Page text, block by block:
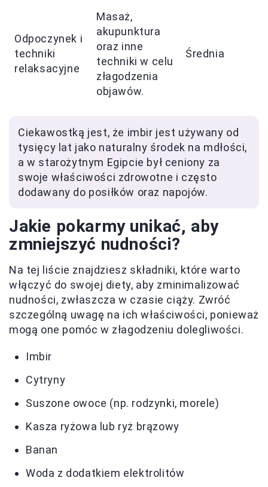
Odpoczynek i
techniki
relaksacyjne
Masaż,
akupunktura
oraz inne
techniki w celu
złagodzenia
objawów.
Średnia
Ciekawostką jest, że imbir jest używany od
tysięcy lat jako naturalny środek na mdłości,
a w starożytnym Egipcie był ceniony za
swoje właściwości zdrowotne i często
dodawany do posiłków oraz napojów.
Jakie pokarmy unikać, aby
zmniejszyć nudności?
Na tej liście znajdziesz składniki, które warto
włączyć do swojej diety, aby zminimalizować
nudności, zwłaszcza w czasie ciąży. Zwróć
szczególną uwagę na ich właściwości, ponieważ
mogą one pomóc w złagodzeniu dolegliwości.
Imbir
Cytryny
Suszone owoce (np. rodzynki, morele)
Kasza ryżowa lub ryż brązowy
Banan
Woda z dodatkiem elektrolitów